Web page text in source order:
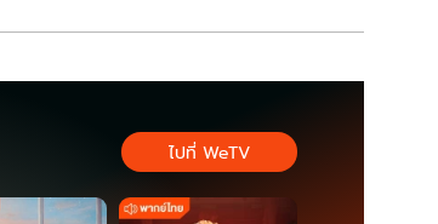
ไปที่ WeTV